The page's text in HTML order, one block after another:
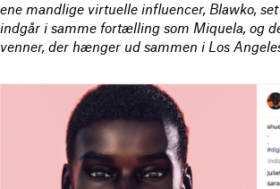
ene mandlige virtuelle influencer, Blawko,
indgår i samme fortælling som Miquela, og
venner, der hænger ud sammen i Los